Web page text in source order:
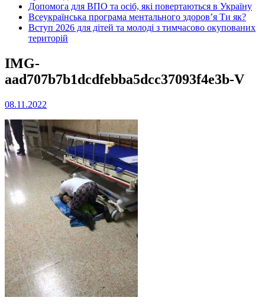
Допомога для ВПО та осіб, які повертаються в Україну
Всеукраїнська програма ментального здоров’я Ти як?
Вступ 2026 для дітей та молоді з тимчасово окупованих
територій
IMG-
aad707b7b1dcdfebba5dcc37093f4e3b-V
08.11.2022